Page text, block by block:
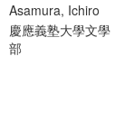
Asamura, Ichiro
慶應義塾大學文學
部